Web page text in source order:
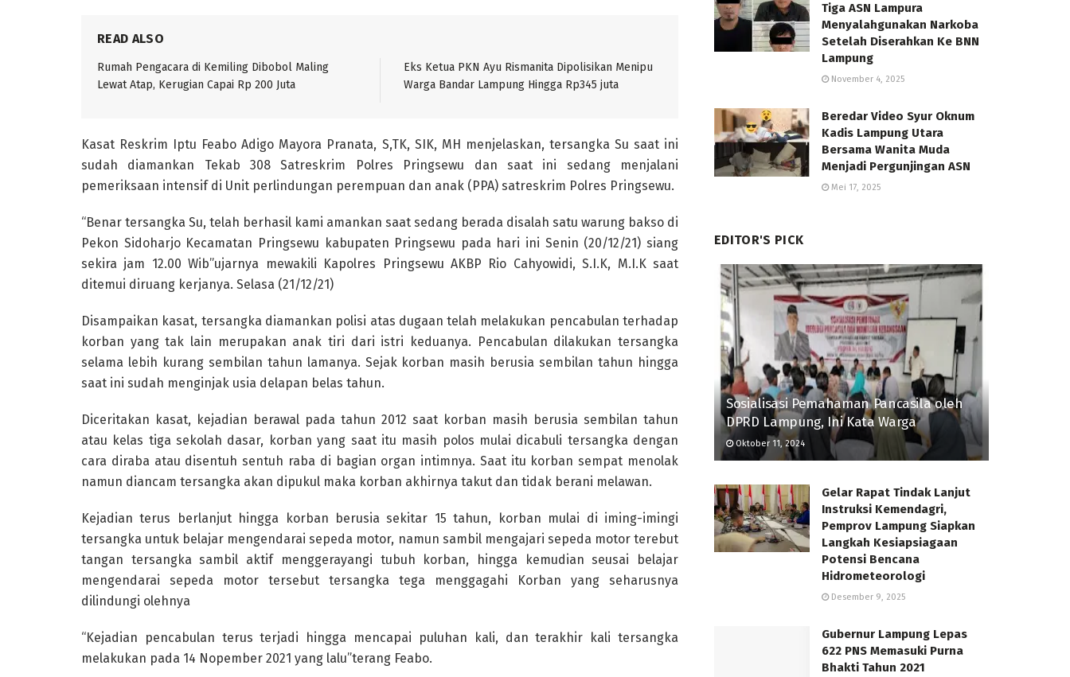
READ ALSO
Rumah Pengacara di Kemiling Dibobol Maling
Lewat Atap, Kerugian Capai Rp 200 Juta
Eks Ketua PKN Ayu Rismanita Dipolisikan Menipu
Warga Bandar Lampung Hingga Rp345 juta
Kasat Reskrim Iptu Feabo Adigo Mayora Pranata, S,TK, SIK, MH menjelaskan, tersangka Su saat ini
sudah diamankan Tekab 308 Satreskrim Polres Pringsewu dan saat ini sedang menjalani
pemeriksaan intensif di Unit perlindungan perempuan dan anak (PPA) satreskrim Polres Pringsewu.
“Benar tersangka Su, telah berhasil kami amankan saat sedang berada disalah satu warung bakso di
Pekon Sidoharjo Kecamatan Pringsewu kabupaten Pringsewu pada hari ini Senin (20/12/21) siang
sekira jam 12.00 Wib”ujarnya mewakili Kapolres Pringsewu AKBP Rio Cahyowidi, S.I.K, M.I.K saat
ditemui diruang kerjanya. Selasa (21/12/21)
Disampaikan kasat, tersangka diamankan polisi atas dugaan telah melakukan pencabulan terhadap
korban yang tak lain merupakan anak tiri dari istri keduanya. Pencabulan dilakukan tersangka
selama lebih kurang sembilan tahun lamanya. Sejak korban masih berusia sembilan tahun hingga
saat ini sudah menginjak usia delapan belas tahun.
Diceritakan kasat, kejadian berawal pada tahun 2012 saat korban masih berusia sembilan tahun
atau kelas tiga sekolah dasar, korban yang saat itu masih polos mulai dicabuli tersangka dengan
cara diraba atau disentuh sentuh raba di bagian organ intimnya. Saat itu korban sempat menolak
namun diancam tersangka akan dipukul maka korban akhirnya takut dan tidak berani melawan.
Kejadian terus berlanjut hingga korban berusia sekitar 15 tahun, korban mulai di iming-imingi
tersangka untuk belajar mengendarai sepeda motor, namun sambil mengajari sepeda motor terebut
tangan tersangka sambil aktif menggerayangi tubuh korban, hingga kemudian seusai belajar
mengendarai sepeda motor tersebut tersangka tega menggagahi Korban yang seharusnya
dilindungi olehnya
“Kejadian pencabulan terus terjadi hingga mencapai puluhan kali, dan terakhir kali tersangka
melakukan pada 14 Nopember 2021 yang lalu”terang Feabo.
Tiga ASN Lampura
Menyalahgunakan Narkoba
Setelah Diserahkan Ke BNN
Lampung
November 4, 2025
Beredar Video Syur Oknum
Kadis Lampung Utara
Bersama Wanita Muda
Menjadi Pergunjingan ASN
Mei 17, 2025
EDITOR'S PICK
Sosialisasi Pemahaman Pancasila oleh
DPRD Lampung, Ini Kata Warga
Oktober 11, 2024
Gelar Rapat Tindak Lanjut
Instruksi Kemendagri,
Pemprov Lampung Siapkan
Langkah Kesiapsiagaan
Potensi Bencana
Hidrometeorologi
Desember 9, 2025
Gubernur Lampung Lepas
622 PNS Memasuki Purna
Bhakti Tahun 2021